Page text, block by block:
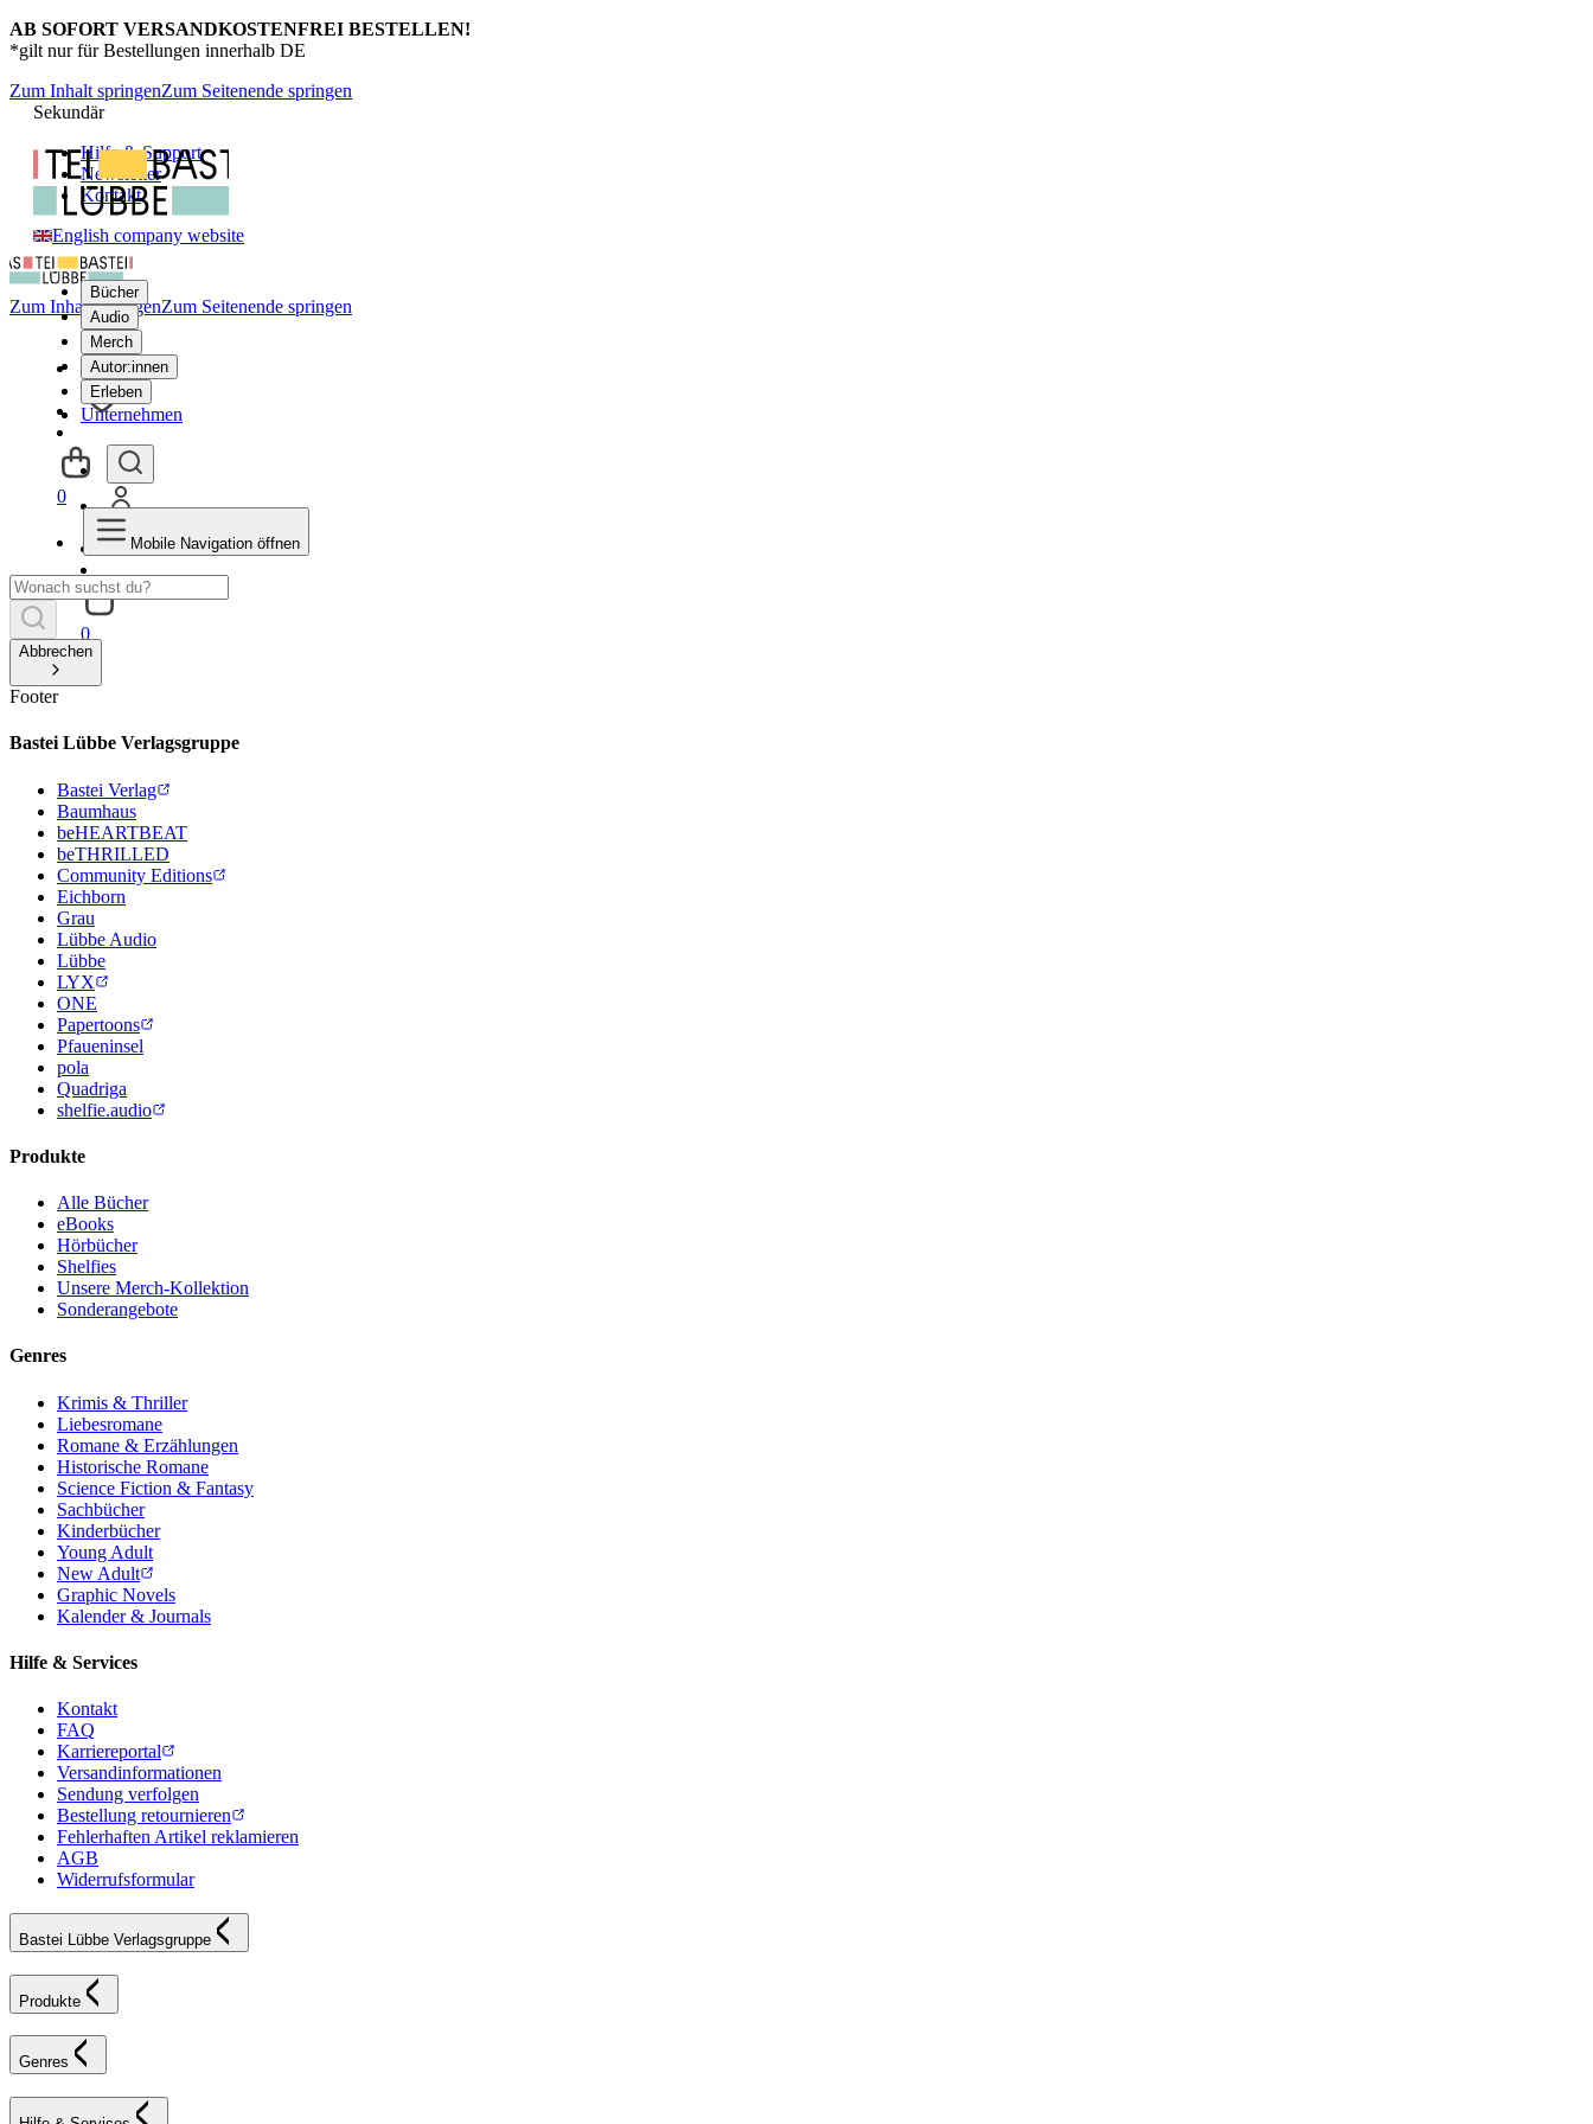
AB SOFORT VERSANDKOSTENFREI BESTELLEN!
*gilt nur für Bestellungen innerhalb DE
Zum Inhalt springenZum Seitenende springen
Sekundär
Hilfe & Support
Newsletter
Kontakt
English company website
Bücher
Audio
Merch
Autor:innen
Erleben
Unternehmen
0
Zum Inhalt springenZum Seitenende springen
0
Mobile Navigation öffnen
Abbrechen
Footer
Bastei Lübbe Verlagsgruppe
Bastei Verlag
Baumhaus
beHEARTBEAT
beTHRILLED
Community Editions
Eichborn
Grau
Lübbe Audio
Lübbe
LYX
ONE
Papertoons
Pfaueninsel
pola
Quadriga
shelfie.audio
Produkte
Alle Bücher
eBooks
Hörbücher
Shelfies
Unsere Merch-Kollektion
Sonderangebote
Genres
Krimis & Thriller
Liebesromane
Romane & Erzählungen
Historische Romane
Science Fiction & Fantasy
Sachbücher
Kinderbücher
Young Adult
New Adult
Graphic Novels
Kalender & Journals
Hilfe & Services
Kontakt
FAQ
Karriereportal
Versandinformationen
Sendung verfolgen
Bestellung retournieren
Fehlerhaften Artikel reklamieren
AGB
Widerrufsformular
Bastei Lübbe Verlagsgruppe
Produkte
Genres